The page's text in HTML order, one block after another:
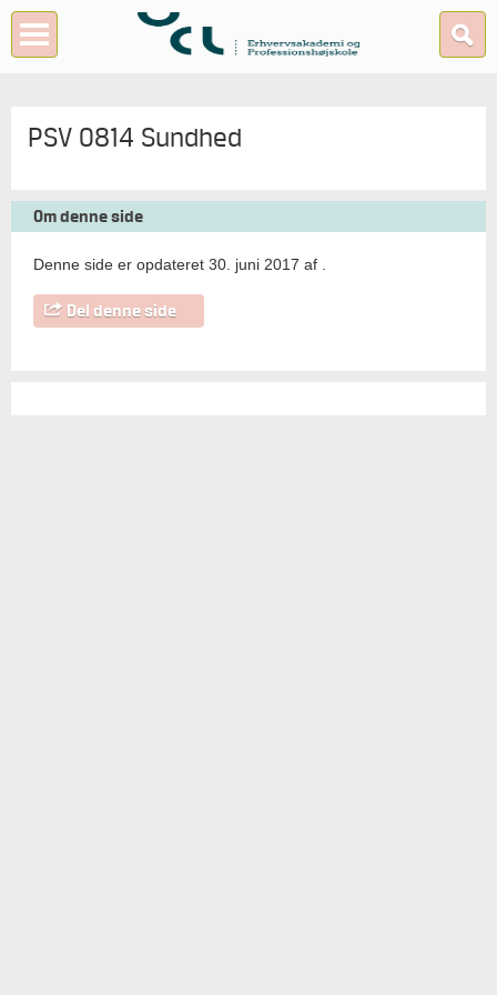
PSV 0814 Sundhed
Om denne side
Denne side er opdateret 30. juni 2017 af
Del denne side